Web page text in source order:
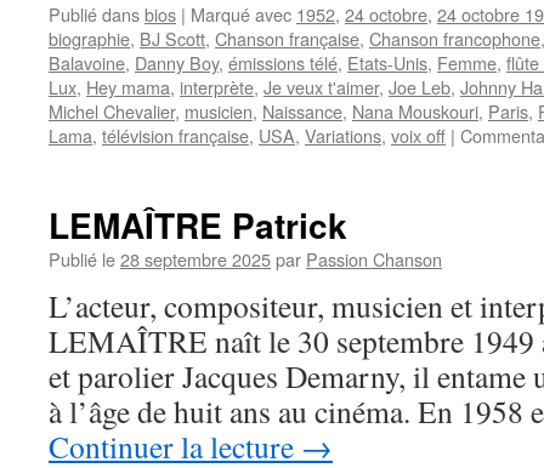
Publié dansbios | Marqué avec 1952, 24 octobre, 24 octobre
biographie, BJ Scott, Chanson française, Chanson francophone
Balavoine, Danny Boy, émissions télé, Etats-Unis, Femme,
Lux, Hey mama, interprète, Je veux t'aimer, Joe Leb, Johnny
Michel Chevalier, musicien, Naissance, Nana Mouskouri, Paris,
Lama, télévision française, USA, Variations, voix off |
LEMAÎTRE Patrick
Publié le28 septembre 2025par Passion Chanson
L’acteur, compositeur, musicien et
LEMAÎTRE naît le 30 septembre 1949
et parolier Jacques Demarny, il
à l’âge de huit ans au cinéma. En
Continuer la lecture →